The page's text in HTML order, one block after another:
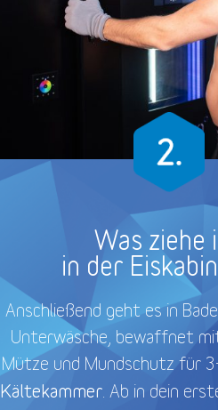
Was ziehe
in der
Anschließend geht es in
Unterwäsche, bewaffnet
Mütze und Mundschutz für
Kältekammer. Ab in dein